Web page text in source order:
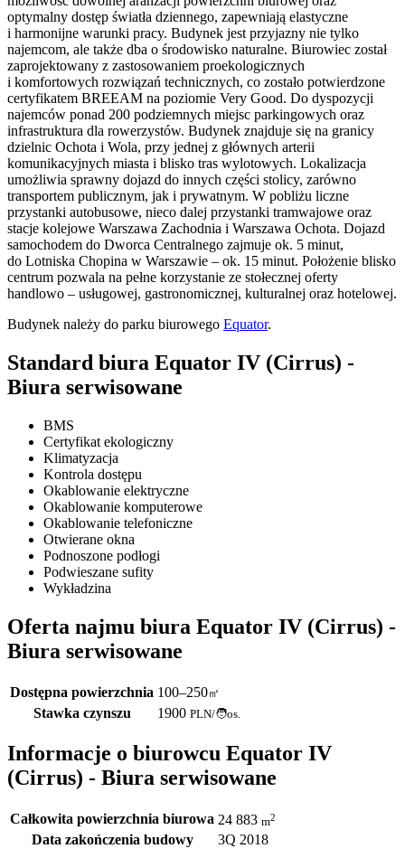
optymalny dostęp światła dziennego, zapewniają elastyczne
i harmonijne warunki pracy. Budynek jest przyjazny nie tylko
najemcom, ale także dba o środowisko naturalne. Biurowiec został
zaprojektowany z zastosowaniem proekologicznych
i komfortowych rozwiązań technicznych, co zostało potwierdzone
certyfikatem BREEAM na poziomie Very Good. Do dyspozycji
najemców ponad 200 podziemnych miejsc parkingowych oraz
infrastruktura dla rowerzystów. Budynek znajduje się na granicy
dzielnic Ochota i Wola, przy jednej z głównych arterii
komunikacyjnych miasta i blisko tras wylotowych. Lokalizacja
umożliwia sprawny dojazd do innych części stolicy, zarówno
transportem publicznym, jak i prywatnym. W pobliżu liczne
przystanki autobusowe, nieco dalej przystanki tramwajowe oraz
stacje kolejowe Warszawa Zachodnia i Warszawa Ochota. Dojazd
samochodem do Dworca Centralnego zajmuje ok. 5 minut,
do Lotniska Chopina w Warszawie – ok. 15 minut. Położenie blisko
centrum pozwala na pełne korzystanie ze stołecznej oferty
handlowo – usługowej, gastronomicznej, kulturalnej oraz hotelowej.
Budynek należy do parku biurowego Equator.
Standard biura Equator IV (Cirrus) -
Biura serwisowane
BMS
Certyfikat ekologiczny
Klimatyzacja
Kontrola dostępu
Okablowanie elektryczne
Okablowanie komputerowe
Okablowanie telefoniczne
Otwierane okna
Podnoszone podłogi
Podwieszane sufity
Wykładzina
Oferta najmu biura Equator IV (Cirrus) -
Biura serwisowane
Dostępna powierzchnia 100–250㎡
Stawka czynszu 1900 PLN/🧑os.
Informacje o biurowcu Equator IV
(Cirrus) - Biura serwisowane
Całkowita powierzchnia biurowa 24 883 m2
Data zakończenia budowy 3Q 2018